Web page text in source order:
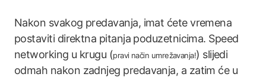
Nakon svakog predavanja, imat ćete vremena
postaviti direktna pitanja poduzetnicima. Speed
networking u krugu (pravi način umrežavanja!) slijedi
odmah nakon zadnjeg predavanja, a zatim će u